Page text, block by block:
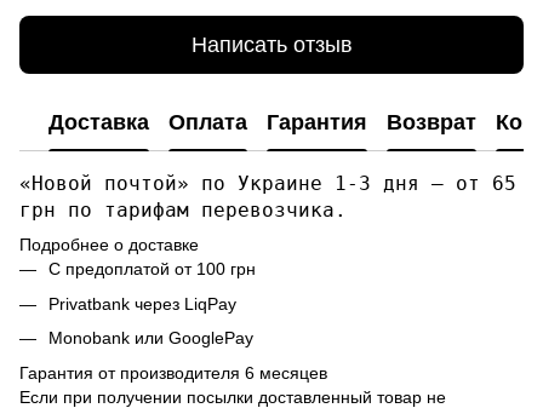
Написать отзыв
Доставка Оплата Гарантия Возврат
«Новой почтой» по Украине 1-3 дня — от 65
грн по тарифам перевозчика.
Подробнее о доставке
С предоплатой от 100 грн
Privatbank через LiqPay
Monobank или GooglePay
Гарантия от производителя 6 месяцев
Если при получении посылки доставленный товар не